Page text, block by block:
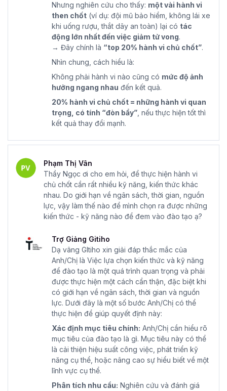
Nhưng nghiên cứu cho thấy: một vài hành vi
then chốt (ví dụ: đội mũ bảo hiểm, không lái xe
khi uống rượu, thắt dây an toàn) lại có tác
động lớn nhất đến việc giảm tử vong.
→ Đây chính là “top 20% hành vi chủ chốt”.
Nhìn chung, cách hiểu là:
Không phải hành vi nào cũng có mức độ ảnh
hưởng ngang nhau đến kết quả.
20% hành vi chủ chốt = những hành vi quan
trọng, có tính “đòn bẩy” , nếu thực hiện tốt thì
kết quả thay đổi mạnh.
Phạm Thị Vân
Thầy Ngọc ơi cho em hỏi, để thực hiện hành vi
chủ chốt cần rất nhiều kỹ năng, kiến thức khác
nhau. Do giới hạn về ngân sách, thời gian, nguồn
lực, vậy làm thế nào để mình chọn ra được những
kiến thức - kỹ năng nào để đem vào đào tạo ạ?
Trợ Giảng Gitiho
Dạ vâng GItiho xin giải đáp thắc mắc của
Anh/Chị là Việc lựa chọn kiến thức và kỹ năng
để đào tạo là một quá trình quan trọng và phải
được thực hiện một cách cẩn thận, đặc biệt khi
có giới hạn về ngân sách, thời gian và nguồn
lực. Dưới đây là một số bước Anh/Chị có thể
thực hiện để giúp quyết định này:
Xác định mục tiêu chính: Anh/Chị cần hiểu rõ
mục tiêu của đào tạo là gì. Mục tiêu này có thể
là cải thiện hiệu suất công việc, phát triển kỹ
năng cụ thể, hoặc nâng cao sự hiểu biết về một
lĩnh vực cụ thể.
Phân tích nhu cầu: Nghiên cứu và đánh giá